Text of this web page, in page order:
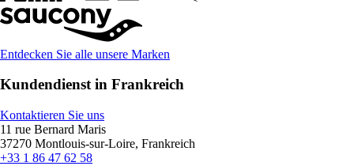
Entdecken Sie alle unsere Marken
Kundendienst in Frankreich
Kontaktieren Sie uns
11 rue Bernard Maris
37270 Montlouis-sur-Loire, Frankreich
+33 1 86 47 62 58